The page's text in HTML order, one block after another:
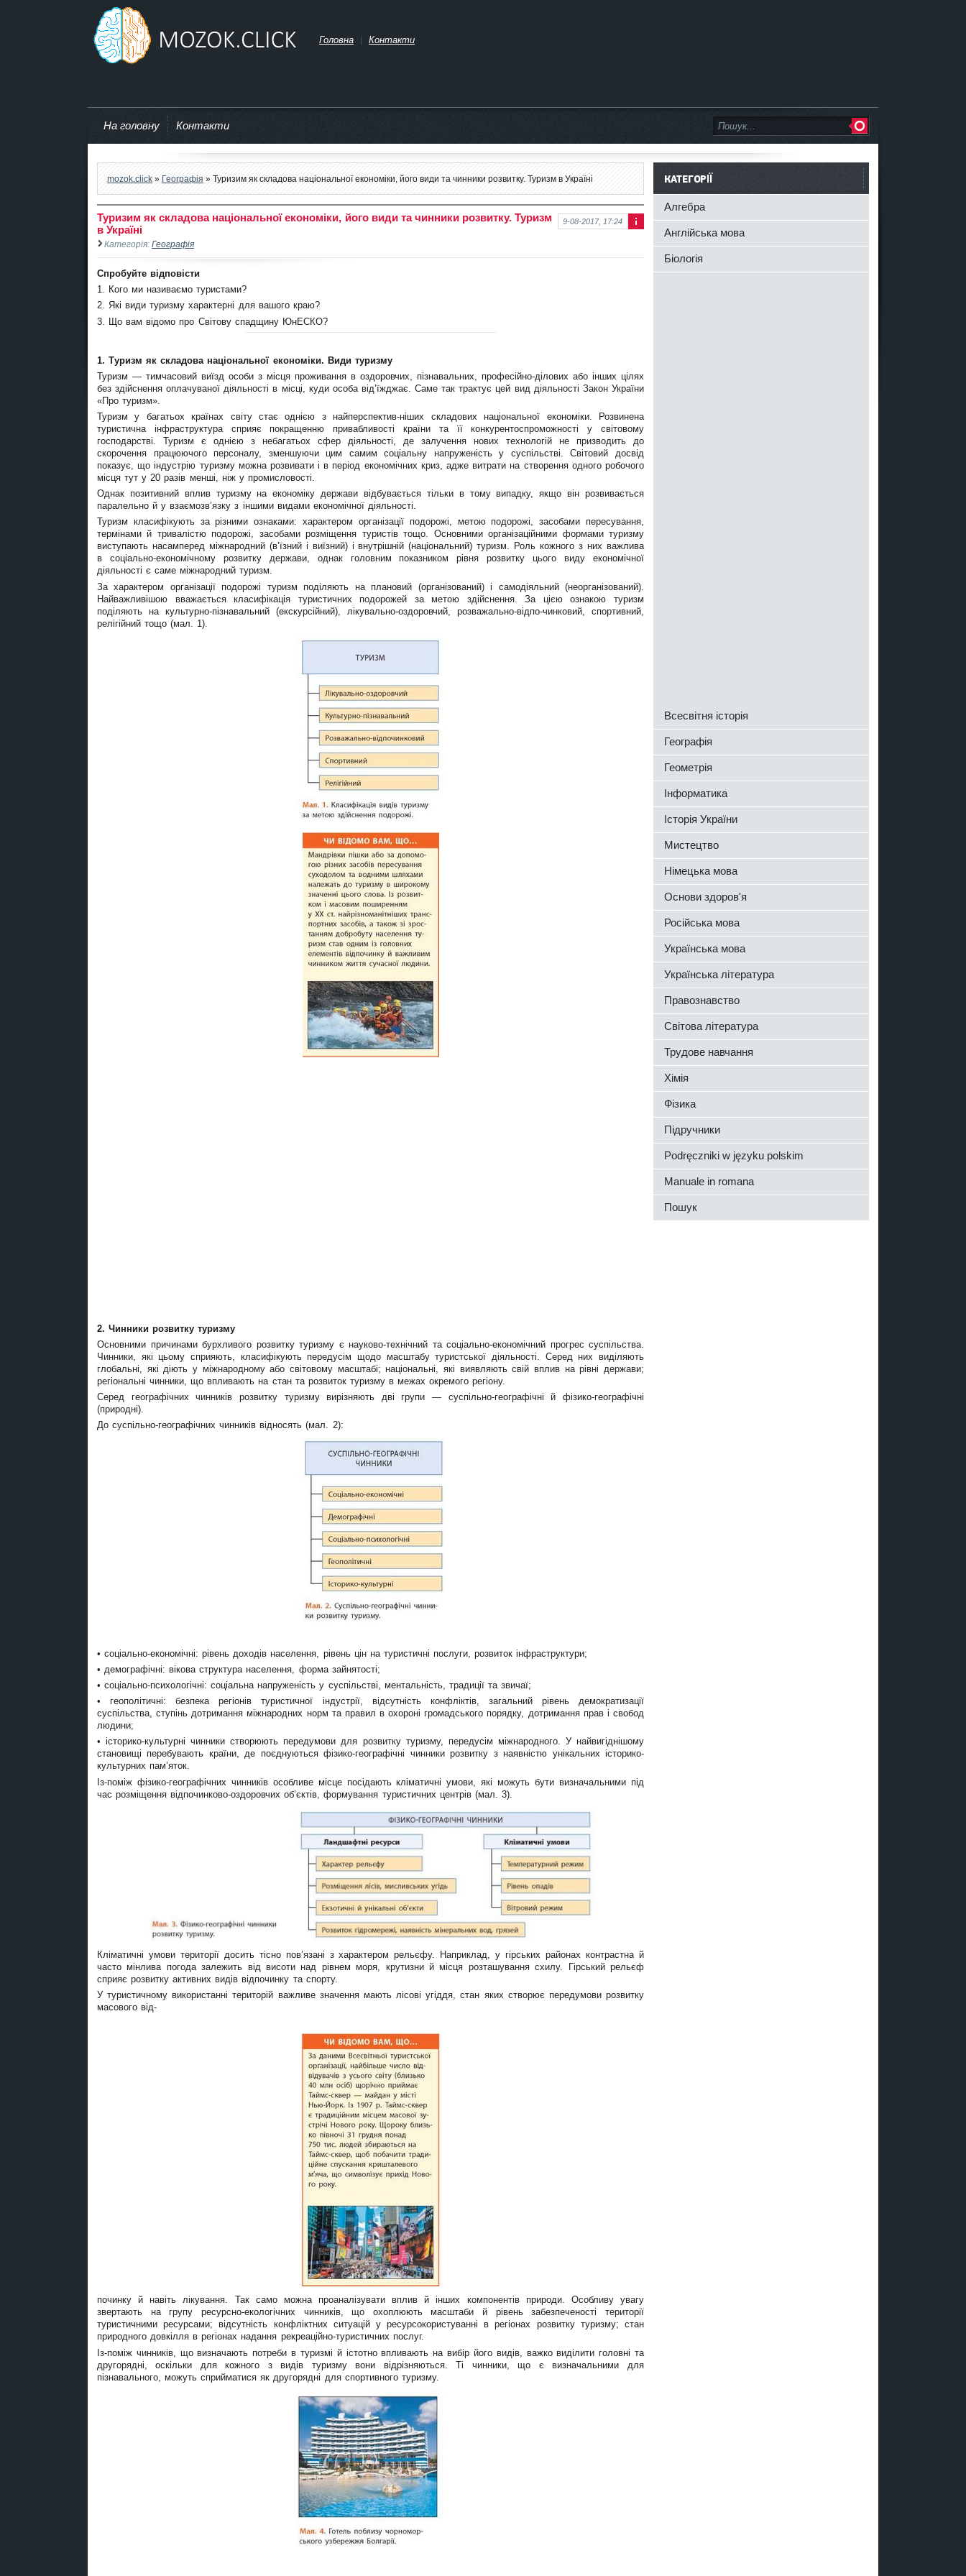
Головна Контакти
На головну Контакти
mozok.click » Географія » Туризим як складова національної економіки, його види та чинники розвитку. Туризм в Україні
ма
9-08-2017, 17:24
Туризим як складова національної економіки, його види та чинники розвитку. Туризм
в Україні
Категорія: Географія
Спробуйте відповісти
1. Кого ми називаємо туристами?
2. Які види туризму характерні для вашого краю?
3. Що вам відомо про Світову спадщину ЮнЕСКО?
1. Туризм як складова національної економіки. Види туризму
Туризм — тимчасовий виїзд особи з місця проживання в оздоровчих, пізнавальних, професійно-ділових або інших цілях
без здійснення оплачуваної діяльності в місці, куди особа від’їжджає. Саме так трактує цей вид діяльності Закон України
«Про туризм».
Туризм у багатьох країнах світу стає однією з найперспектив-ніших складових національної економіки. Розвинена
туристична інфраструктура сприяє покращенню привабливості країни та її конкурентоспроможності у світовому
господарстві. Туризм є однією з небагатьох сфер діяльності, де залучення нових технологій не призводить до
скорочення працюючого персоналу, зменшуючи цим самим соціальну напруженість у суспільстві. Світовий досвід
показує, що індустрію туризму можна розвивати і в період економічних криз, адже витрати на створення одного робочого
місця тут у 20 разів менші, ніж у промисловості.
Однак позитивний вплив туризму на економіку держави відбувається тільки в тому випадку, якщо він розвивається
паралельно й у взаємозв’язку з іншими видами економічної діяльності.
Туризм класифікують за різними ознаками: характером організації подорожі, метою подорожі, засобами пересування,
термінами й тривалістю подорожі, засобами розміщення туристів тощо. Основними організаційними формами туризму
виступають насамперед міжнародний (в’їзний і виїзний) і внутрішній (національний) туризм. Роль кожного з них важлива
в соціально-економічному розвитку держави, однак головним показником рівня розвитку цього виду економічної
діяльності є саме міжнародний туризм.
За характером організації подорожі туризм поділяють на плановий (організований) і самодіяльний (неорганізований).
Найважливішою вважається класифікація туристичних подорожей за метою здійснення. За цією ознакою туризм
поділяють на культурно-пізнавальний (екскурсійний), лікувально-оздоровчий, розважально-відпо-чинковий, спортивний,
релігійний тощо (мал. 1).
2. Чинники розвитку туризму
Основними причинами бурхливого розвитку туризму є науково-технічний та соціально-економічний прогрес суспільства.
Чинники, які цьому сприяють, класифікують передусім щодо масштабу туристської діяльності. Серед них виділяють
глобальні, які діють у міжнародному або світовому масштабі; національні, які виявляють свій вплив на рівні держави;
регіональні чинники, що впливають на стан та розвиток туризму в межах окремого регіону.
Серед географічних чинників розвитку туризму вирізняють дві групи — суспільно-географічні й фізико-географічні
(природні).
До суспільно-географічних чинників відносять (мал. 2):
• соціально-економічні: рівень доходів населення, рівень цін на туристичні послуги, розвиток інфраструктури;
• демографічні: вікова структура населення, форма зайнятості;
• соціально-психологічні: соціальна напруженість у суспільстві, ментальність, традиції та звичаї;
• геополітичні: безпека регіонів туристичної індустрії, відсутність конфліктів, загальний рівень демократизації
суспільства, ступінь дотримання міжнародних норм та правил в охороні громадського порядку, дотримання прав і свобод
людини;
• історико-культурні чинники створюють передумови для розвитку туризму, передусім міжнародного. У найвигіднішому
становищі перебувають країни, де поєднуються фізико-географічні чинники розвитку з наявністю унікальних історико-
культурних пам’яток.
Із-поміж фізико-географічних чинників особливе місце посідають кліматичні умови, які можуть бути визначальними під
час розміщення відпочинково-оздоровчих об’єктів, формування туристичних центрів (мал. 3).
Кліматичні умови території досить тісно пов’язані з характером рельєфу. Наприклад, у гірських районах контрастна й
часто мінлива погода залежить від висоти над рівнем моря, крутизни й місця розташування схилу. Гірський рельєф
сприяє розвитку активних видів відпочинку та спорту.
У туристичному використанні територій важливе значення мають лісові угіддя, стан яких створює передумови розвитку
масового від-
починку й навіть лікування. Так само можна проаналізувати вплив й інших компонентів природи. Особливу увагу
звертають на групу ресурсно-екологічних чинників, що охоплюють масштаби й рівень забезпеченості території
туристичними ресурсами; відсутність конфліктних ситуацій у ресурсокористуванні в регіонах розвитку туризму; стан
природного довкілля в регіонах надання рекреаційно-туристичних послуг.
Із-поміж чинників, що визначають потреби в туризмі й істотно впливають на вибір його видів, важко виділити головні та
другорядні, оскільки для кожного з видів туризму вони відрізняються. Ті чинники, що є визначальними для
пізнавального, можуть сприйматися як другорядні для спортивного туризму.
КАТЕГОРІЇ
Алгебра
Англійська мова
Біологія
Всесвітня історія
Географія
Геометрія
Інформатика
Історія України
Мистецтво
Німецька мова
Основи здоров'я
Російська мова
Українська мова
Українська література
Правознавство
Світова література
Трудове навчання
Хімія
Фізика
Підручники
Podręczniki w języku polskim
Manuale in romana
Пошук